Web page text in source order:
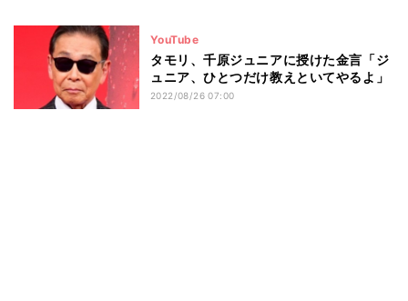
YouTube
タモリ、千原ジュニアに授けた金言「ジ
ュニア、ひとつだけ教えといてやるよ」
2022/08/26 07:00